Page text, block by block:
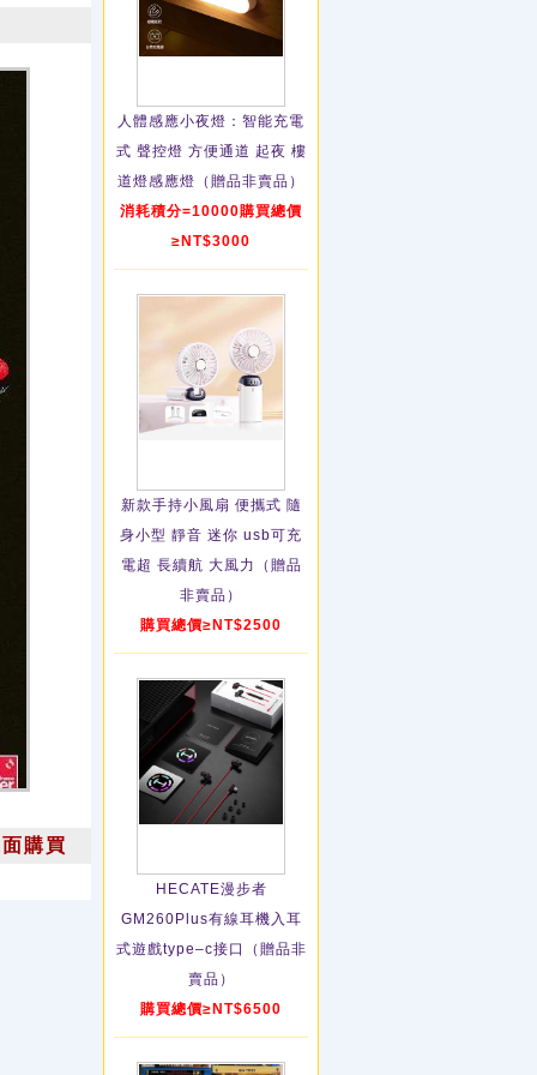
購買
人體感應小夜燈：智能充電
式 聲控燈 方便通道 起夜 樓
道燈感應燈（贈品非賣品）
消耗積分=10000購買總價
≥NT$3000
新款手持小風扇 便攜式 隨
身小型 靜音 迷你 usb可充
電超 長續航 大風力（贈品
非賣品）
購買總價≥NT$2500
HECATE漫步者
GM260Plus有線耳機入耳
式遊戲type–c接口（贈品非
賣品）
購買總價≥NT$6500